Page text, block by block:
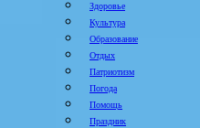
Здоровье
Культура
Образование
Отдых
Патриотизм
Погода
Помощь
Праздник